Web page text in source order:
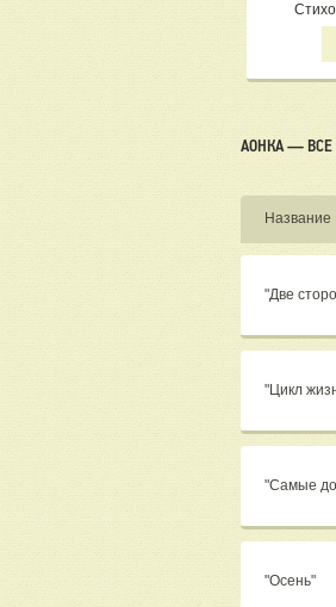
АОНКА — ВСЕ
Название
"Две
"Цикл
"Самые
"Осень"